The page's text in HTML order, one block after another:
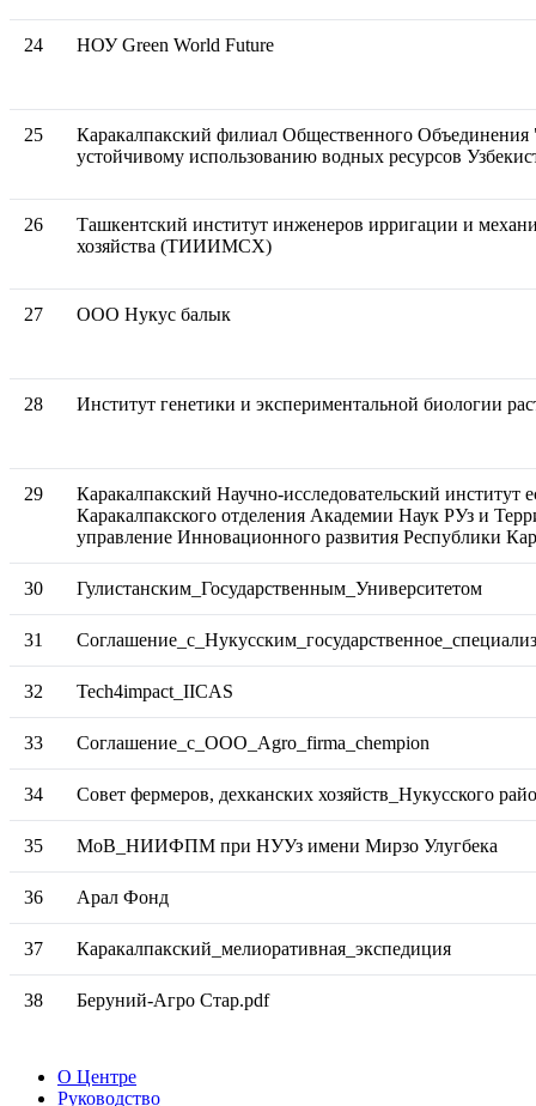
24 НОУ Green World Future
25
Каракалпакский филиал Общественного
устойчивому использованию водных ресурсов
26
Ташкентский институт инженеров ирригации и
хозяйства (ТИИИМСХ)
27 ООО Нукус балык
28 Институт генетики и экспериментальной биологии
29
Каракалпакский Научно-исследовательский институт
Каракалпакского отделения Академии Наук РУз и
управление Инновационного развития Республики
30 Гулистанским_Государственным_Университетом
31
32 Tech4impact_IICAS
33 Соглашение_с_ООО_Agro_firma_chempion
34 Совет фермеров, дехканских хозяйств_Нукусского
35 МоВ_НИИФПМ при НУУз имени Мирзо Улугбека
36 Арал Фонд
37 Каракалпакский_мелиоративная_экспедиция
38 Беруний-Агро Стар.pdf
О Центре
Руководство